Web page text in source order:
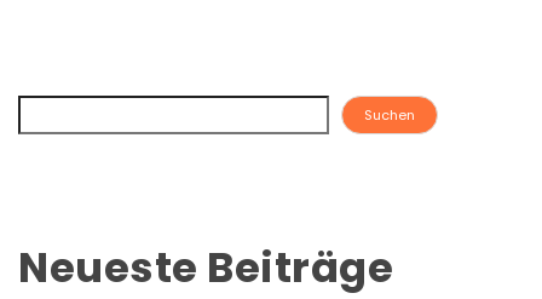
Suchen
Neueste Beiträge